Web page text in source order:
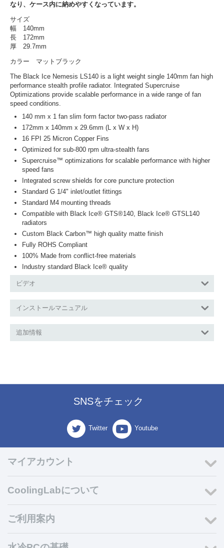
なり、ケース内に納めやすくなっています。
サイズ
幅 140mm
長 172mm
厚 29.7mm
カラー マットブラック
The Black Ice Nemesis LS140 is a light weight single 140mm fan high
performance stealth profile radiator. Integrated Supercruise
Optimizations provide scalable performance in a wide range of fan
speed conditions.
140 mm x 1 fan slim form factor two-pass radiator
172mm x 140mm x 29.6mm (L x W x H)
16 FPI 25 Micron Copper Fins
Optimized for sub-800 rpm ultra-stealth fans
Supercruise™ optimizations for scalable performance with higher
speed fans
Integrated screw shields for core puncture protection
Standard G 1/4" inlet/outlet fittings
Standard M4 mounting threads
Compatible with Black Ice® GTS®140, Black Ice® GTSL140
radiators
Custom Black Carbon™ high quality matte finish
Fully ROHS Compliant
100% Made from conflict-free materials
Industry standard Black Ice® quality
ビデオ
インストールマニュアル
追加情報
SNSをチェック
Twitter Youtube
マイアカウント
CoolingLabについて
ご利用案内